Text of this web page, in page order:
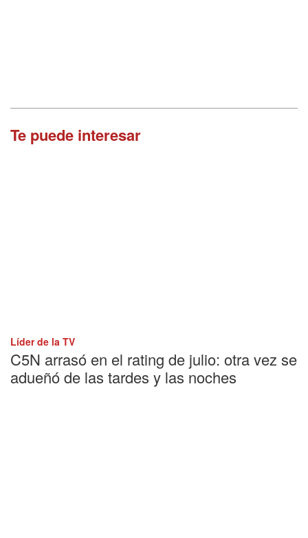
Te puede interesar
Líder de la TV
C5N arrasó en el rating de julio: otra vez se
adueñó de las tardes y las noches